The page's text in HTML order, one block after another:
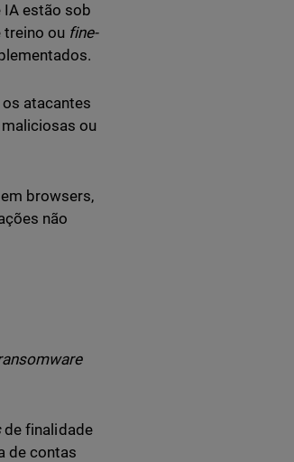
estão sob
treino ou fine-
atacantes
ou
browsers,
não
de finalidade
de contas